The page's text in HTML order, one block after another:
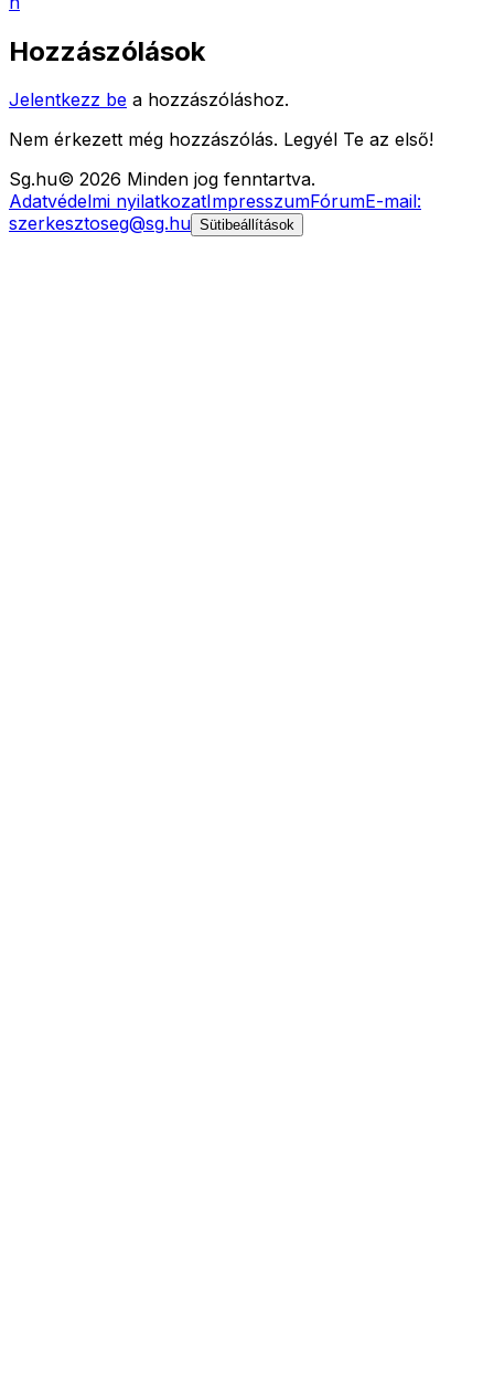
Hozzászólások
Jelentkezz be a hozzászóláshoz.
Nem érkezett még hozzászólás. Legyél Te az első!
Sg.hu© 2026 Minden jog fenntartva.
Adatvédelmi nyilatkozatImpresszumFórumE-mail:
szerkesztoseg@sg.hu Sütibeállítások